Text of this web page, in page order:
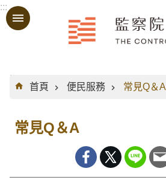
跳到主要內容區塊
:::
:::
首頁
便民服務 常見Q＆A
常見Q＆A